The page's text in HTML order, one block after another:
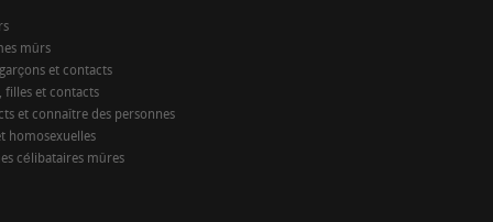
mûrs
et contacts
filles et contacts
et connaître des personnes
homosexuelles
célibataires mûres